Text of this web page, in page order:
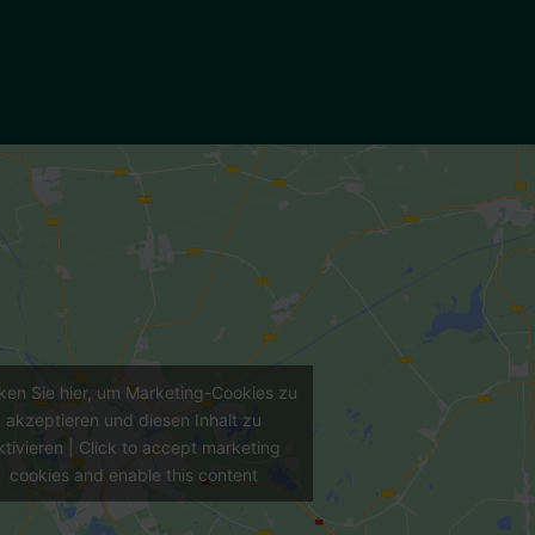
Sie hier, um Marketing-Cookies zu
akzeptieren und diesen Inhalt zu
| Click to accept marketing
cookies and enable this content